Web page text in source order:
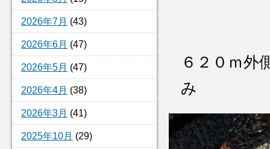
2026年7月 (43)
2026年6月 (47)
2026年5月 (47)
2026年4月 (38)
2026年3月 (41)
2025年10月 (29)
６２０ｍ
み